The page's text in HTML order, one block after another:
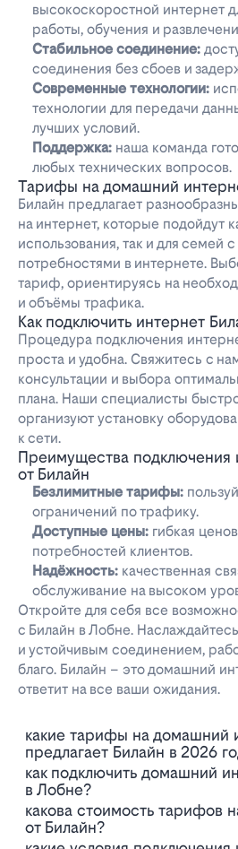
высокоскоростной интернет
работы, обучения и
Стабильное соединение:
соединения без сбоев и
Современные технологии:
технологии для передачи
лучших условий.
Поддержка: наша команда
любых технических вопросов.
Тарифы на домашний
Билайн предлагает
на интернет, которые подойдут
использования, так и для семей
потребностями в интернете.
тариф, ориентируясь на
и объёмы трафика.
Как подключить интернет
Процедура подключения
проста и удобна. Свяжитесь с
консультации и выбора
плана. Наши специалисты
организуют установку
к сети.
Преимущества подключения
от Билайн
Безлимитные тарифы:
ограничений по трафику.
Доступные цены: гибкая
потребностей клиентов.
Надёжность: качественная
обслуживание на высоком
Откройте для себя все
с Билайн в Лобне.
и устойчивым соединением,
благо. Билайн – это домашний
ответит на все ваши ожидания.
Какие тарифы на домашний интернет
предлагает Билайн в 2026
Как подключить домашний интернет Билайн
в Лобне?
Какова стоимость тарифов на интернет
от Билайн?